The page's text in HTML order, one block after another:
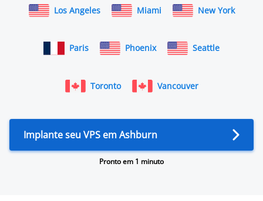
Los Angeles Miami New York
Paris Phoenix Seattle
Toronto Vancouver
Implante seu VPS em Ashburn
Pronto em 1 minuto